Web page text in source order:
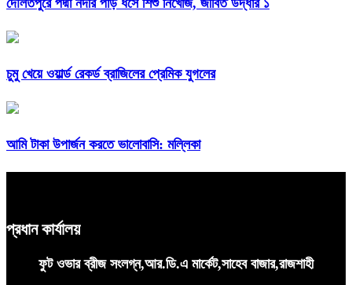
দৌলতপুরে পদ্মা নদীর পাড় ধসে শিশু নিখোঁজ, জীবিত উদ্ধার ১
চুমু খেয়ে ওয়ার্ল্ড রেকর্ড ব্রাজিলের প্রেমিক যুগলের
আমি টাকা উপার্জন করতে ভালোবাসি: মল্লিকা
প্রধান কার্যালয়
ফুট ওভার ব্রীজ সংলগ্ন,আর.ডি.এ মার্কেট,সাহেব বাজার,রাজশাহী